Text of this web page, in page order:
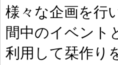
様々な企画を行
間中のイベント
利用して栞作り